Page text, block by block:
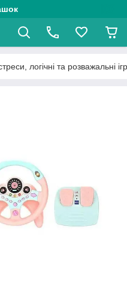
логічні та розважальні